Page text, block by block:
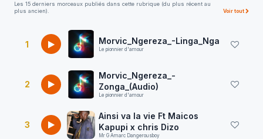
Les 15 derniers morceaux publiés dans cette rubrique (du plus récent au
plus ancien).
Voir tout
1 Morvic_Ngereza_-Linga_Nga
Le pionnier d'amour
2
Morvic_Ngereza_-
Zonga_(Audio)
Le pionnier d'amour
3
Ainsi va la vie Ft Maicos
Kapupi x chris Dizo
Mr G Amarc Dangerousboy